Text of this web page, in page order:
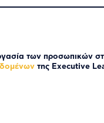
των προσωπικών
της Executive